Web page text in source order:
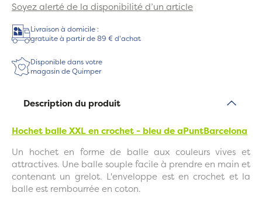
Soyez alerté de la disponibilité d’un article
Livraison à domicile :
gratuite à partir de 89 € d'achat
Disponible dans votre
magasin de Quimper
Description du produit
Hochet balle XXL en crochet - bleu deaPuntBarcelona
Un hochet en forme de balle aux couleurs vives et
attractives. Une balle souple facile à prendre en main et
contenant un grelot. L'enveloppe est en crochet et la
balle est rembourrée en coton.